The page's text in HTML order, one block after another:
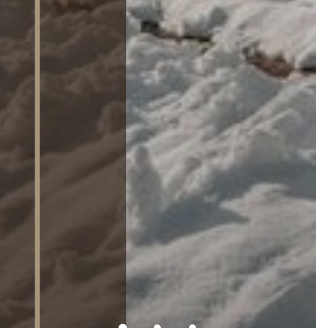
SAUNA
ATTIVITÀ
RICHIEDI
DISPONIBILITÀ /
PRENOTA